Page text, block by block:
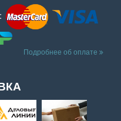
Подробнее об оплате